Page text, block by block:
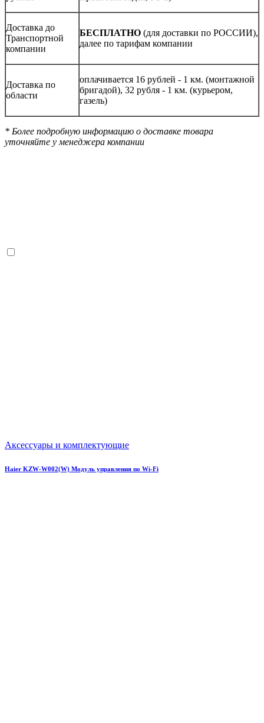
Доставка до
Транспортной
компании
БЕСПЛАТНО (для доставки по РОССИИ),
далее по тарифам компании
Доставка по
области
оплачивается 16 рублей - 1 км. (монтажной
бригадой), 32 рубля - 1 км. (курьером,
газель)
* Более подробную информацию о доставке товара
уточняйте у менеджера компании
Аксессуары и комплектующие
Haier KZW-W002(W) Модуль управления по Wi-Fi